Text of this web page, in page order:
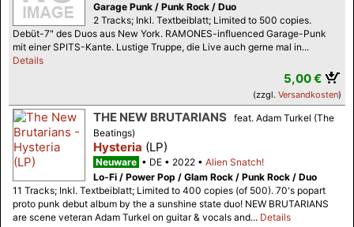
Garage Punk / Punk Rock / Duo
2 Tracks; Inkl. Textbeiblatt; Limited to 500 copies.
Debüt-7" des Duos aus New York. RAMONES-influenced Garage-Punk
mit einer SPITS-Kante. Lustige Truppe, die Live auch gerne mal in...
Details
5,00 €
(zzgl. Versandkosten)
THE NEW BRUTARIANS feat. Adam Turkel (The
Beatings)
Hysteria (LP)
Neuware DE 2022
Alien Snatch!
Lo-Fi / Power Pop / Glam Rock / Punk Rock / Duo
11 Tracks; Inkl. Textbeiblatt; Limited to 400 copies (of 500). 70's popart
proto punk debut album by the a sunshine state duo! NEW BRUTARIANS
are scene veteran Adam Turkel on guitar & vocals and... Details